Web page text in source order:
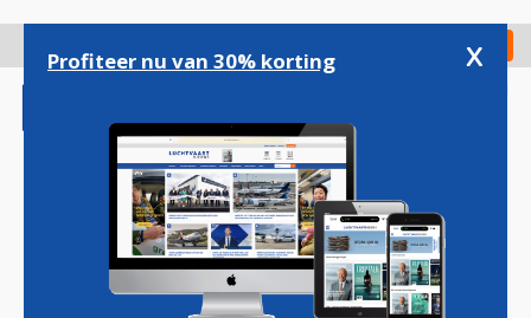
gaan
Check in
Magazine Podcasts Vacatures
Profiteer nu van 30% korting x